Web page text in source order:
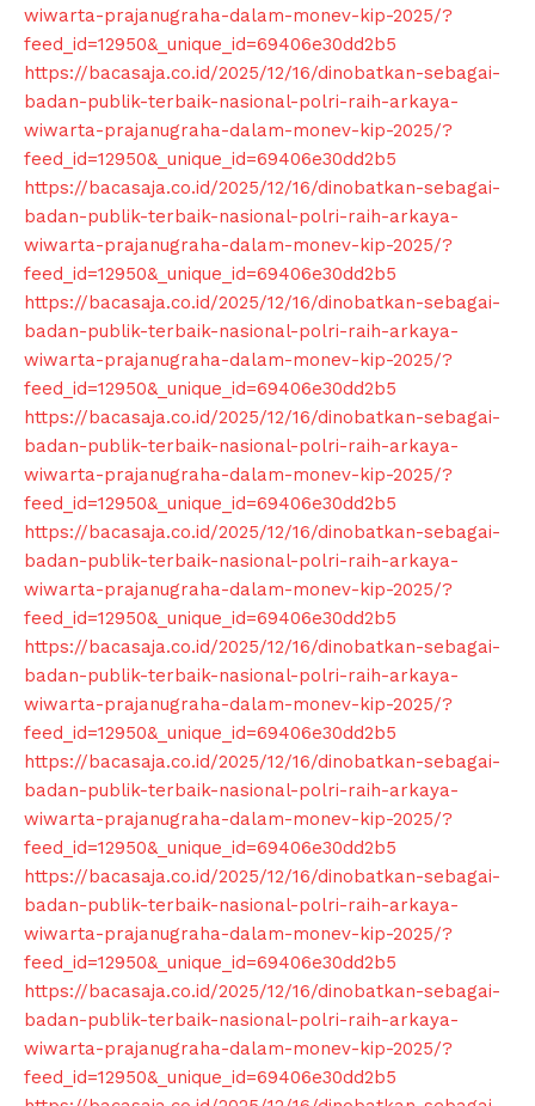
News Week
Magazine PRO
wiwarta-prajanugraha-dalam-monev-kip-2025/?
feed_id=12950&_unique_id=69406e30dd2b5
https://bacasaja.co.id/2025/12/16/dinobatkan-sebagai-
badan-publik-terbaik-nasional-polri-raih-arkaya-
wiwarta-prajanugraha-dalam-monev-kip-2025/?
feed_id=12950&_unique_id=69406e30dd2b5
https://bacasaja.co.id/2025/12/16/dinobatkan-sebagai-
badan-publik-terbaik-nasional-polri-raih-arkaya-
wiwarta-prajanugraha-dalam-monev-kip-2025/?
feed_id=12950&_unique_id=69406e30dd2b5
https://bacasaja.co.id/2025/12/16/dinobatkan-sebagai-
badan-publik-terbaik-nasional-polri-raih-arkaya-
wiwarta-prajanugraha-dalam-monev-kip-2025/?
feed_id=12950&_unique_id=69406e30dd2b5
https://bacasaja.co.id/2025/12/16/dinobatkan-sebagai-
badan-publik-terbaik-nasional-polri-raih-arkaya-
wiwarta-prajanugraha-dalam-monev-kip-2025/?
feed_id=12950&_unique_id=69406e30dd2b5
https://bacasaja.co.id/2025/12/16/dinobatkan-sebagai-
badan-publik-terbaik-nasional-polri-raih-arkaya-
wiwarta-prajanugraha-dalam-monev-kip-2025/?
feed_id=12950&_unique_id=69406e30dd2b5
https://bacasaja.co.id/2025/12/16/dinobatkan-sebagai-
badan-publik-terbaik-nasional-polri-raih-arkaya-
wiwarta-prajanugraha-dalam-monev-kip-2025/?
feed_id=12950&_unique_id=69406e30dd2b5
https://bacasaja.co.id/2025/12/16/dinobatkan-sebagai-
badan-publik-terbaik-nasional-polri-raih-arkaya-
wiwarta-prajanugraha-dalam-monev-kip-2025/?
feed_id=12950&_unique_id=69406e30dd2b5
https://bacasaja.co.id/2025/12/16/dinobatkan-sebagai-
badan-publik-terbaik-nasional-polri-raih-arkaya-
wiwarta-prajanugraha-dalam-monev-kip-2025/?
feed_id=12950&_unique_id=69406e30dd2b5
https://bacasaja.co.id/2025/12/16/dinobatkan-sebagai-
badan-publik-terbaik-nasional-polri-raih-arkaya-
wiwarta-prajanugraha-dalam-monev-kip-2025/?
feed_id=12950&_unique_id=69406e30dd2b5